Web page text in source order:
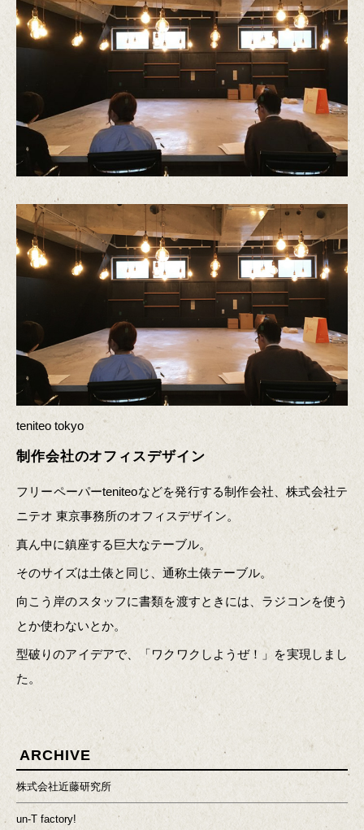
teniteo tokyo
制作会社のオフィスデザイン
フリーペーパーteniteoなどを発行する制作会社、株式会社テ
ニテオ 東京事務所のオフィスデザイン。
真ん中に鎮座する巨大なテーブル。
そのサイズは土俵と同じ、通称土俵テーブル。
向こう岸のスタッフに書類を渡すときには、ラジコンを使う
とか使わないとか。
型破りのアイデアで、「ワクワクしようぜ！」を実現しまし
た。
ARCHIVE
株式会社近藤研究所
un-T factory!